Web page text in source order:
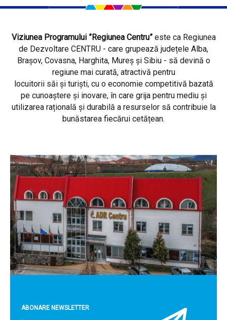
Viziunea Programului ”Regiunea Centru”este ca Regiunea
de Dezvoltare CENTRU - care grupează județele Alba,
Brașov, Covasna, Harghita, Mureș și Sibiu - să devină o
regiune mai curată, atractivă pentru
locuitorii săi și turiști, cu o economie competitivă bazată
pe cunoaștere și inovare, în care grija pentru mediu și
utilizarea rațională și durabilă a resurselor să contribuie la
bunăstarea fiecărui cetățean.
ABONARE NEWSLETTER